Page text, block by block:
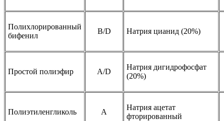
Полихлорированный
бифенил
B/D Натрия цианид (20%)
Простой полиэфир A/D
Натрия дигидрофосфат
(20%)
Полиэтиленгликоль A
Натрия ацетат
фторированный